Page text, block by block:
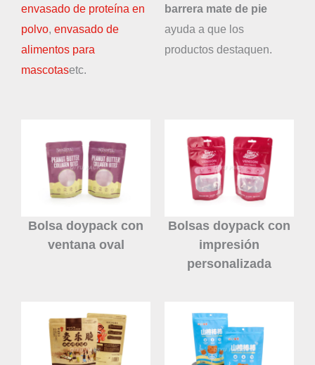
envasado de proteína en
polvo, envasado de
alimentos para
mascotasetc.
barrera mate de pie
ayuda a que los
productos destaquen.
Bolsa doypack con
ventana oval
Bolsas doypack con
impresión
personalizada